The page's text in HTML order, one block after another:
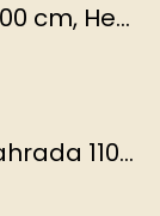
Kašmírový pléd Květiny 100x200 cm, Hedvábný svět
Hedvábný šátek Japonská zahrada 110x110 cm v dárkovém balení, HEDVÁBNÝ SVĚT